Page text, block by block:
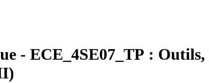
- ECE_4SE07_TP : Outils,